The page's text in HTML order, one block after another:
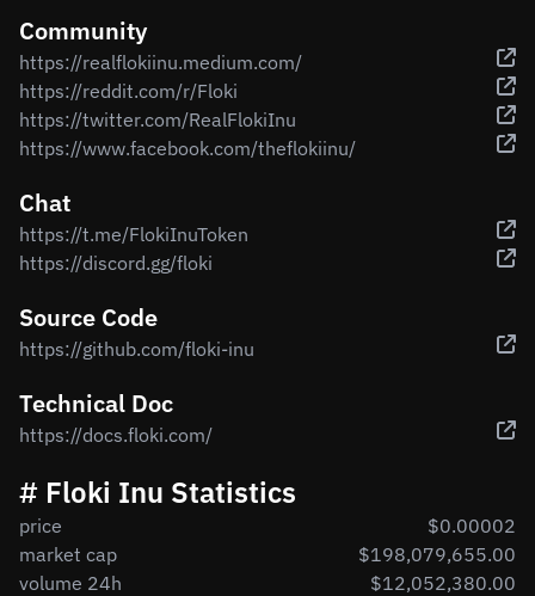
Community
https://realflokiinu.medium.com/
https://reddit.com/r/Floki
https://twitter.com/RealFlokiInu
https://www.facebook.com/theflokiinu/
Chat
https://t.me/FlokiInuToken
https://discord.gg/floki
Source Code
https://github.com/floki-inu
Technical Doc
https://docs.floki.com/
# Floki Inu Statistics
price
$0.00002
market cap
$198,079,655.00
volume 24h
$12,052,380.00